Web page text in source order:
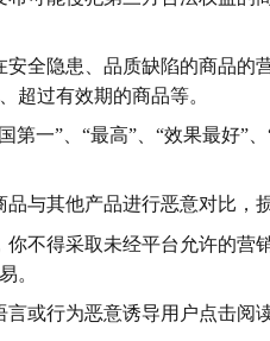
安全隐患、品质缺陷的商品的
超过有效期的商品等。
第一”、“最高”、“效果最好”
品与其他产品进行恶意对比，
你不得采取未经平台允许的
。
或行为恶意诱导用户点击阅